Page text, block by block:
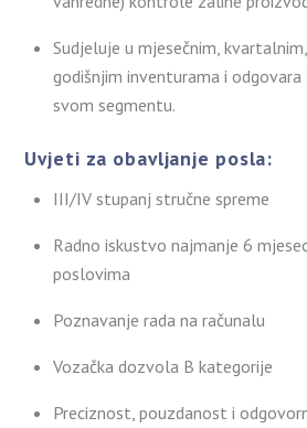
Sudjeluje u mjesečnim,
godišnjim inventurama i
svom segmentu.
Uvjeti za obavljanje posla:
III/IV stupanj stručne spreme
Radno iskustvo najmanje 6
poslovima
Poznavanje rada na računalu
Vozačka dozvola B kategorije
Preciznost, pouzdanost i